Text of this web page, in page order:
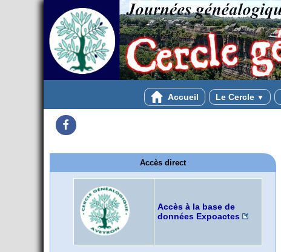
Accueil Le Cercle ▼
Accès direct
Accès à la base de
données Expoactes